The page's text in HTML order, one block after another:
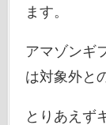
ます。
アマゾンギ
は対象外と
とりあえず